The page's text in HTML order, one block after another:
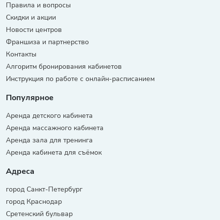
Правила и вопросы
Скидки и акции
Новости центров
Франшиза и партнерство
Контакты
Алгоритм бронирования кабинетов
Инструкция по работе с онлайн-расписанием
Популярное
Аренда детского кабинета
Аренда массажного кабинета
Аренда зала для тренинга
Аренда кабинета для съёмок
Адреса
город Санкт-Петербург
город Краснодар
Сретенский бульвар